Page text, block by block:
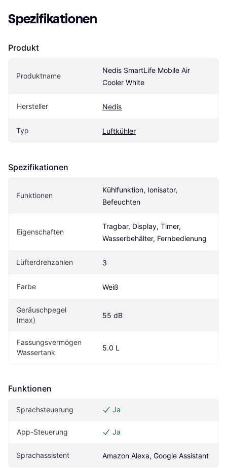
Spezifikationen
Produkt
Produktname
Nedis SmartLife Mobile Air
Cooler White
Hersteller Nedis
Typ Luftkühler
Spezifikationen
Funktionen
Kühlfunktion, Ionisator,
Befeuchten
Eigenschaften
Tragbar, Display, Timer,
Wasserbehälter, Fernbedienung
Lüfterdrehzahlen 3
Farbe Weiß
Geräuschpegel
(max)
55 dB
Fassungsvermögen
Wassertank
5.0 L
Funktionen
Sprachsteuerung Ja
App-Steuerung Ja
Sprachassistent Amazon Alexa, Google Assistant